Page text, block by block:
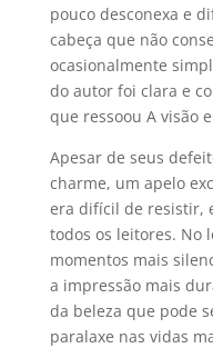
pouco desconexa e
cabeça que não
ocasionalmente
do autor foi clara e
que ressoou A visão
Apesar de seus
charme, um apelo
era difícil de resistir,
todos os leitores. No
momentos mais
a impressão mais
da beleza que pode
paralaxe nas vidas